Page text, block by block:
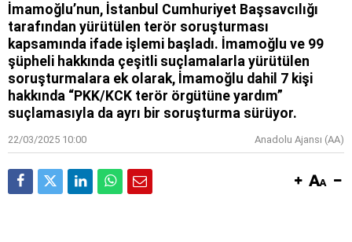
İmamoğlu’nun, İstanbul Cumhuriyet Başsavcılığı
tarafından yürütülen terör soruşturması
kapsamında ifade işlemi başladı. İmamoğlu ve 99
şüpheli hakkında çeşitli suçlamalarla yürütülen
soruşturmalara ek olarak, İmamoğlu dahil 7 kişi
hakkında “PKK/KCK terör örgütüne yardım”
suçlamasıyla da ayrı bir soruşturma sürüyor.
22/03/2025 10:00 Anadolu Ajansı (AA)